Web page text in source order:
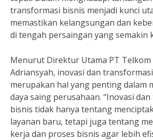
transformasi bisnis menjadi kunci
memastikan kelangsungan dan
di tengah persaingan yang semakin
Menurut Direktur Utama PT Telkom
Adriansyah, inovasi dan
merupakan hal yang penting dalam
daya saing perusahaan. “Inovasi
bisnis tidak hanya tentang
layanan baru, tetapi juga tentang
kerja dan proses bisnis agar lebih